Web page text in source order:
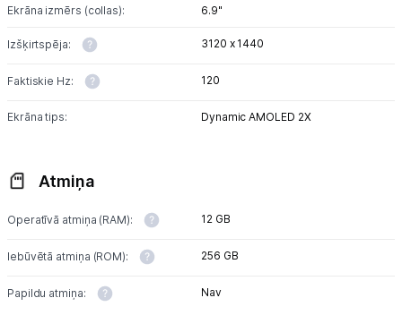
Ekrāna izmērs (collas): 6.9"
Izšķirtspēja: 3120 x 1440
Faktiskie Hz: 120
Ekrāna tips: Dynamic AMOLED 2X
Atmiņa
Operatīvā atmiņa (RAM): 12 GB
Iebūvētā atmiņa (ROM): 256 GB
Papildu atmiņa: Nav